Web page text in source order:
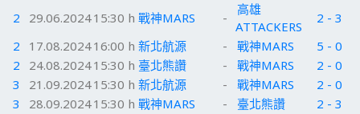
2
29.06.202415:30 h 戰神MARS -
高雄
ATTACKERS
2 - 3
2
17.08.202416:00 h 新北航源 - 戰神MARS
5 - 0
2
24.08.202415:30 h 臺北熊讚 - 戰神MARS
2 - 0
3
21.09.202415:30 h 新北航源 - 戰神MARS
2 - 0
3
28.09.202415:30 h 戰神MARS - 臺北熊讚
2 - 3